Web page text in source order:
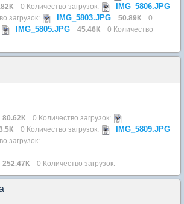
0 Количество загрузок: IMG_5806.JPG
загрузок: IMG_5803.JPG 50.89К
0
IMG_5805.JPG 45.46К
0 Количество
80.62К 0 Количество загрузок:
0 Количество загрузок: IMG_5809.JPG
загрузок:
252.47К 0 Количество загрузок: